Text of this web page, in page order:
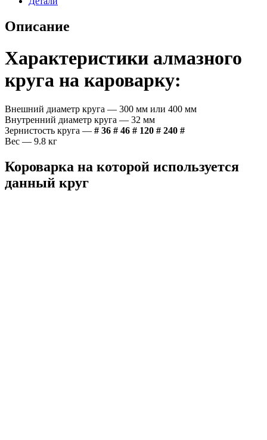
Описание
Характеристики алмазного
круга на кароварку:
Внешний диаметр круга — 300 мм или 400 мм
Внутренний диаметр круга — 32 мм
Зернистость круга — # 36 # 46 # 120 # 240 #
Вес — 9.8 кг
Короварка на которой используется
данный круг